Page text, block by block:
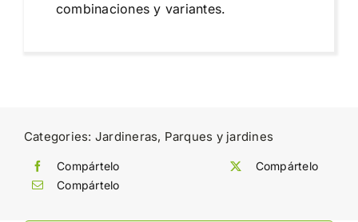
combinaciones y variantes.
Categories: Jardineras, Parques y jardines
Compártelo
Compártelo
Compártelo